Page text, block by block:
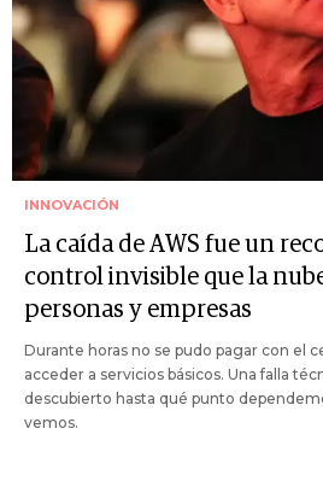
INNOVACIÓN
La caída de AWS fue un
control invisible que la
personas y empresas
Durante horas no se pudo pagar con el
acceder a servicios básicos. Una falla
descubierto hasta qué punto
vemos.